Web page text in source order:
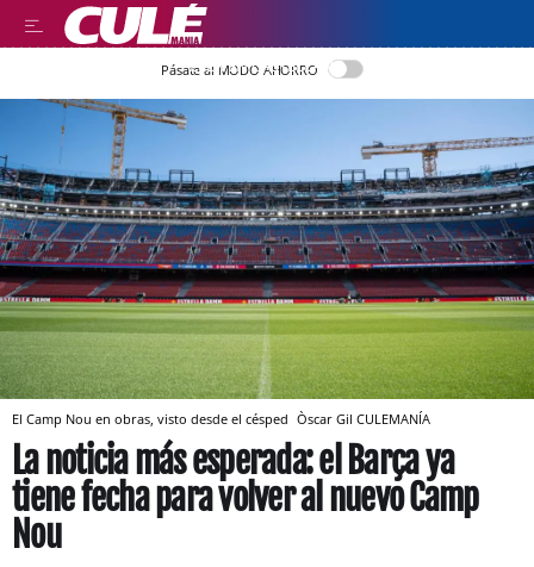
LEER EN CASTELLANO
Pásate al MODO AHORRO
El Camp Nou en obras, visto desde el césped Òscar Gil CULEMANÍA
La noticia más esperada: el Barça ya
tiene fecha para volver al nuevo Camp
Nou